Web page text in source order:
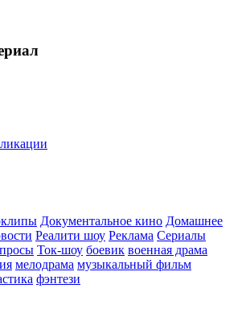
Документальное кино Домашнее
Реалити шоу Реклама Сериалы
Ток-шоу боевик военная драма
мелодрама музыкальный фильм
фэнтези